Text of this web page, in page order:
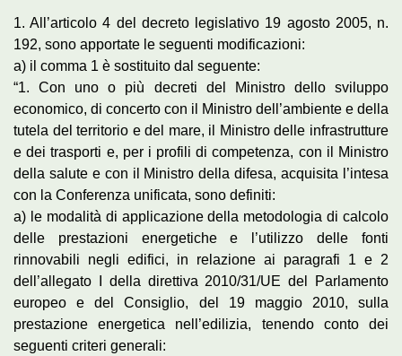
1. All’articolo 4 del decreto legislativo 19 agosto 2005, n.
192, sono apportate le seguenti modificazioni:
a) il comma 1 è sostituito dal seguente:
“1. Con uno o più decreti del Ministro dello sviluppo
economico, di concerto con il Ministro dell’ambiente e della
tutela del territorio e del mare, il Ministro delle infrastrutture
e dei trasporti e, per i profili di competenza, con il Ministro
della salute e con il Ministro della difesa, acquisita l’intesa
con la Conferenza unificata, sono definiti:
a) le modalità di applicazione della metodologia di calcolo
delle prestazioni energetiche e l’utilizzo delle fonti
rinnovabili negli edifici, in relazione ai paragrafi 1 e 2
dell’allegato I della direttiva 2010/31/UE del Parlamento
europeo e del Consiglio, del 19 maggio 2010, sulla
prestazione energetica nell’edilizia, tenendo conto dei
seguenti criteri generali: